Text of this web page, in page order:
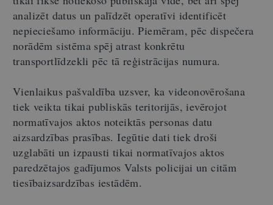
analizēt datus un palīdzēt operatīvi identificēt
nepieciešamo informāciju. Piemēram, pēc dispečera
norādēm sistēma spēj atrast konkrētu
transportlīdzekli pēc tā reģistrācijas numura.
Vienlaikus pašvaldība uzsver, ka videonovērošana
tiek veikta tikai publiskās teritorijās, ievērojot
normatīvajos aktos noteiktās personas datu
aizsardzības prasības. Iegūtie dati tiek droši
uzglabāti un izpausti tikai normatīvajos aktos
paredzētajos gadījumos Valsts policijai un citām
tiesībaizsardzības iestādēm.